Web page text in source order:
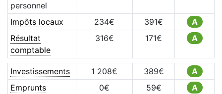
personnel
Impôts locaux 234€ 391€
A
Résultat
comptable
316€ 171€ A
Investissements 1 208€ 389€
A
Emprunts
0€ 59€ A